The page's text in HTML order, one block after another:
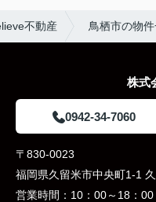
不動産 鳥栖市の物
株式
0942-34-7060
〒830-0023
福岡県久留米市中央町1-1
営業時間： 10：00～18：00